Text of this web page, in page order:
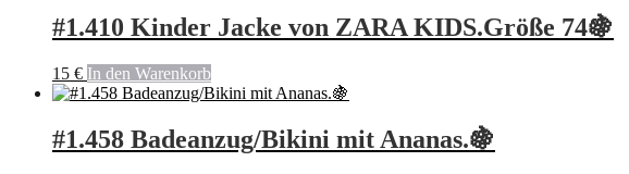
#1.410 Kinder Jacke von ZARA KIDS.Größe 74🍇
15 € In den Warenkorb
#1.458 Badeanzug/Bikini mit Ananas.🍇